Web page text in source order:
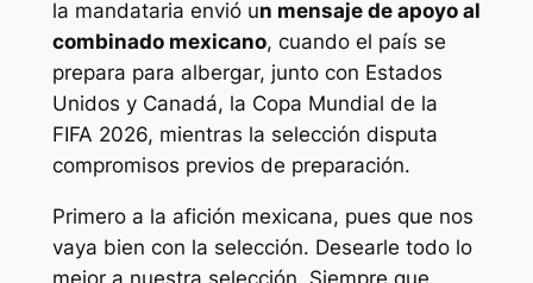
la mandataria envió un mensaje de apoyo al
combinado mexicano, cuando el país se
prepara para albergar, junto con Estados
Unidos y Canadá, la Copa Mundial de la
FIFA 2026, mientras la selección disputa
compromisos previos de preparación.
Primero a la afición mexicana, pues que nos
vaya bien con la selección. Desearle todo lo